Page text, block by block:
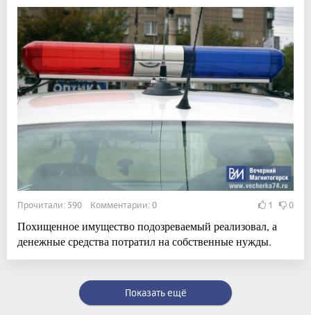
Прочитали: 590 Комментарии: 0 1 0
Похищенное имущество подозреваемый реализовал, а
денежные средства потратил на собственные нужды.
Показать ещё